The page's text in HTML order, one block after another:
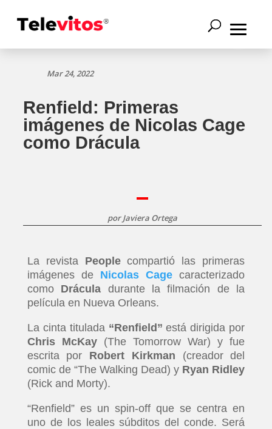
Mar 24, 2022
Renfield: Primeras
imágenes de Nicolas Cage
como Drácula
porJaviera Ortega
La revista Peoplecompartió las primeras
imágenes de Nicolas Cage caracterizado
como Drácula durante la filmación de la
película en Nueva Orleans.
La cinta titulada “Renfield” está dirigida por
Chris McKay(The Tomorrow War) y fue
escrita por Robert Kirkman (creador del
comic de “The Walking Dead) y Ryan Ridley
(Rick and Morty).
“Renfield” es un spin-off que se centra en
uno de los leales súbditos del conde. Será